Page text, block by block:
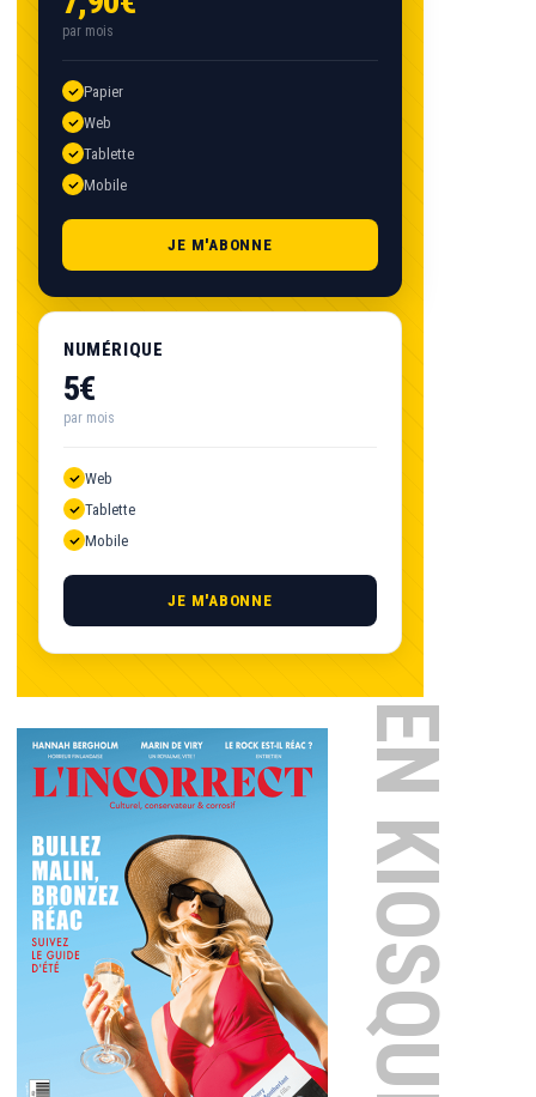
par mois
Papier
Web
Tablette
Mobile
JE M'ABONNE
NUMÉRIQUE
5€
par mois
Web
Tablette
Mobile
JE M'ABONNE
EN KIOSQUE